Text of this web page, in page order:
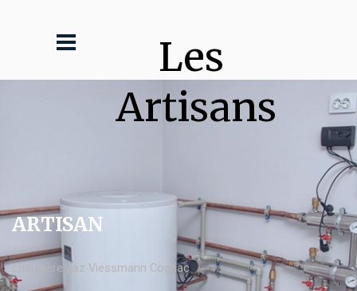
Les
Artisans
ARTISAN
chaudière gaz Viessmann Cognac